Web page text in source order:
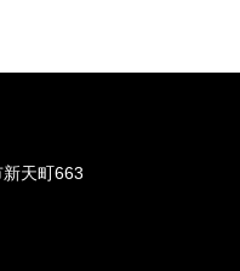
天町663